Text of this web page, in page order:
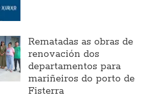
Rematadas as obras de
renovación dos
departamentos para
mariñeiros do porto de
Fisterra